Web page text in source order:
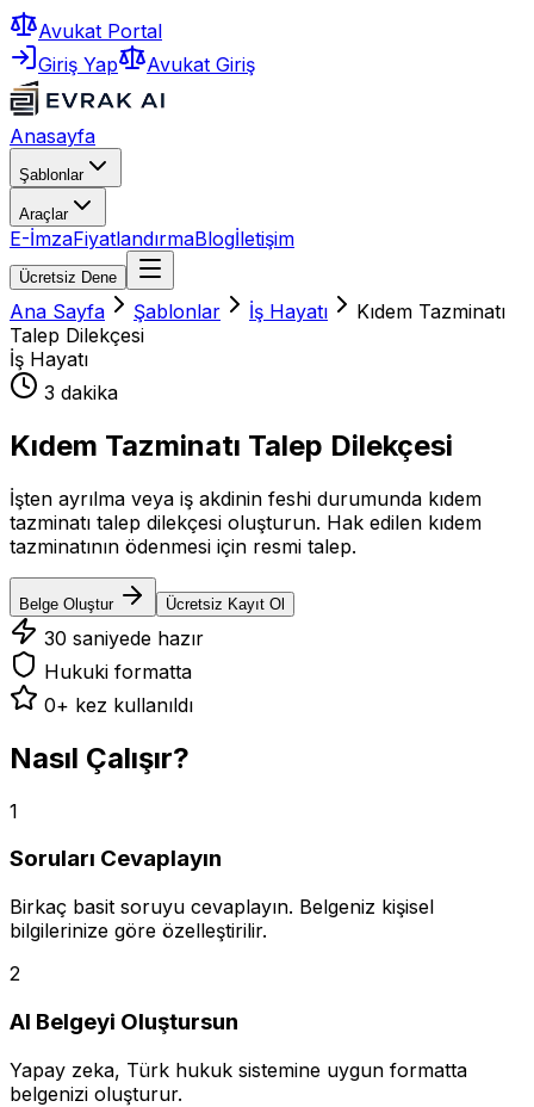
Avukat Portal
Giriş Yap
Avukat Giriş
Anasayfa
Şablonlar
Araçlar
E-İmzaFiyatlandırmaBlogİletişim
Ücretsiz Dene
Ana Sayfa Şablonlar İş Hayatı
Kıdem Tazminatı
Talep Dilekçesi
İş Hayatı
3 dakika
Kıdem Tazminatı Talep Dilekçesi
İşten ayrılma veya iş akdinin feshi durumunda kıdem
tazminatı talep dilekçesi oluşturun. Hak edilen kıdem
tazminatının ödenmesi için resmi talep.
Belge Oluştur Ücretsiz Kayıt Ol
30 saniyede hazır
Hukuki formatta
0+ kez kullanıldı
Nasıl Çalışır?
1
Soruları Cevaplayın
Birkaç basit soruyu cevaplayın. Belgeniz kişisel
bilgilerinize göre özelleştirilir.
2
AI Belgeyi Oluştursun
Yapay zeka, Türk hukuk sistemine uygun formatta
belgenizi oluşturur.